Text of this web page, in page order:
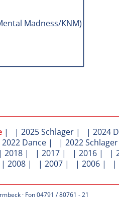
| | 2025 Schlager | | 2024
2022 Dance | | 2022 Schlager
2018 | | 2017 | | 2016 | |
2008 | | 2007 | | 2006 | |
· Fon 04791 / 80761 - 21